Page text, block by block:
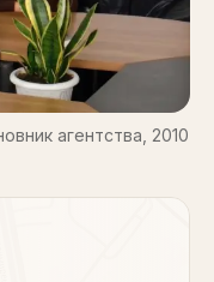
агентства, 2010